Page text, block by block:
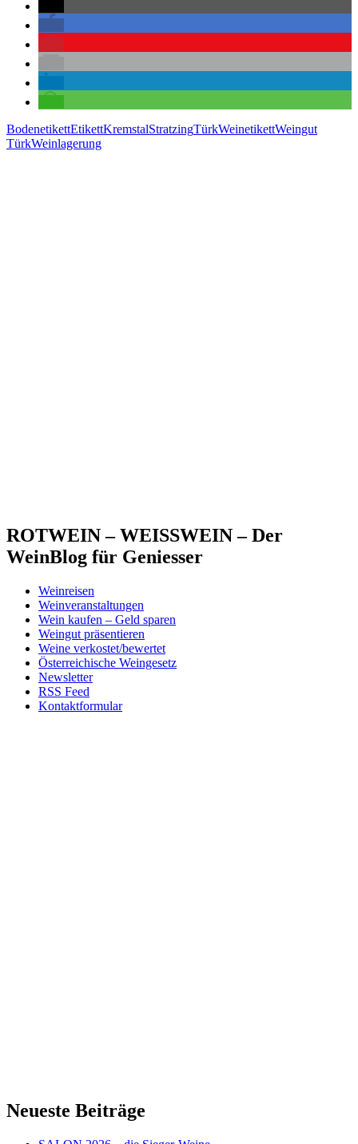
BodenetikettEtikettKremstalStratzingTürkWeinetikettWeingut
TürkWeinlagerung
ROTWEIN – WEISSWEIN – Der
WeinBlog für Geniesser
Weinreisen
Weinveranstaltungen
Wein kaufen – Geld sparen
Weingut präsentieren
Weine verkostet/bewertet
Österreichische Weingesetz
Newsletter
RSS Feed
Kontaktformular
Neueste Beiträge